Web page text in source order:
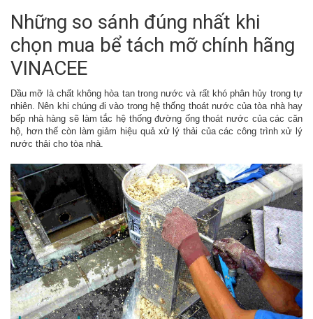
Những so sánh đúng nhất khi
chọn mua bể tách mỡ chính hãng
VINACEE
Dầu mỡ là chất không hòa tan trong nước và rất khó phân hủy trong tự
nhiên. Nên khi chúng đi vào trong hệ thống thoát nước của tòa nhà hay
bếp nhà hàng sẽ làm tắc hệ thống đường ống thoát nước của các căn
hộ, hơn thế còn làm giảm hiệu quả xử lý thải của các công trình xử lý
nước thải cho tòa nhà.